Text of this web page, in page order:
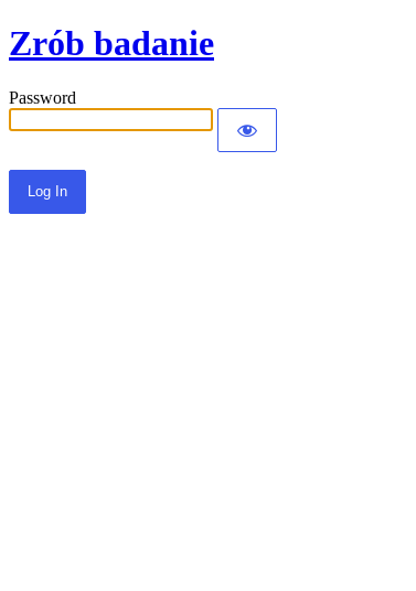
Zrób badanie
Password